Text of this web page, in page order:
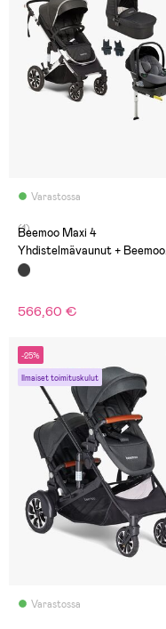
Varastossa
(1)
Beemoo Maxi 4
Yhdistelmävaunut + Beemoo
Route i-Size Turvakaukalo &
Gray
566,60 €
-25%
Ilmaiset toimituskulut
Varastossa